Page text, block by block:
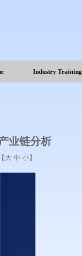
Industry Training
业链分析
大 中 小】